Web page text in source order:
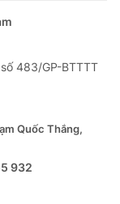
483/GP-BTTTT
Quốc Thắng,
932